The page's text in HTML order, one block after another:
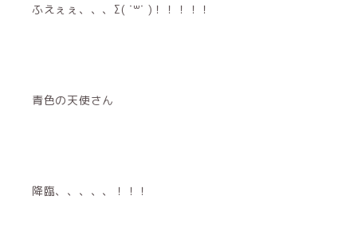
ふえぇぇ、、、Σ( ˙꒳​˙ )！！！！！
青色の天使さん
降臨、、、、、！！！